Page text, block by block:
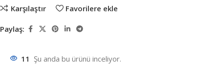
Karşılaştır Favorilere ekle
Paylaş:
11 Şu anda bu ürünü inceliyor.